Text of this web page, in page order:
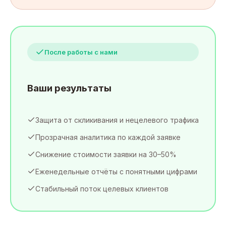
После работы с нами
Ваши результаты
Защита от скликивания и нецелевого трафика
Прозрачная аналитика по каждой заявке
Снижение стоимости заявки на 30–50%
Еженедельные отчёты с понятными цифрами
Стабильный поток целевых клиентов